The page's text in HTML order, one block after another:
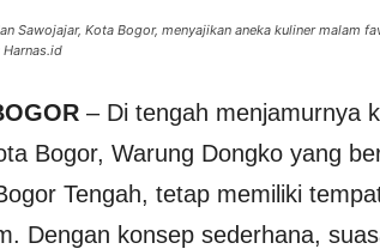
Sawojajar, Kota Bogor, menyajikan aneka kuliner malam
– Di tengah menjamurnya
Bogor, Warung Dongko yang
Tengah, tetap memiliki
Dengan konsep sederhana,